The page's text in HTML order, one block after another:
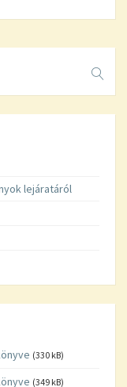
lejáratáról
(330 kB)
(349 kB)